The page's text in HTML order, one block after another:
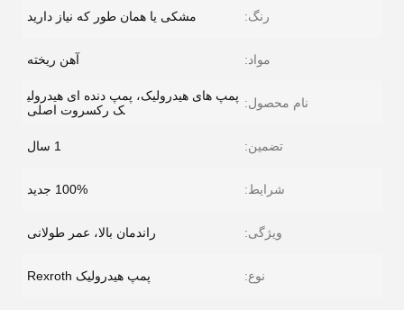
رنگ: مشکی یا همان طور که نیاز دارید
مواد: آهن ریخته
نام محصول: پمپ های هیدرولیک، پمپ دنده ای هیدرولی
ک رکسروت اصلی
تضمین: 1 سال
شرایط: 100% جدید
ویژگی: راندمان بالا، عمر طولانی
نوع: پمپ هیدرولیک Rexroth